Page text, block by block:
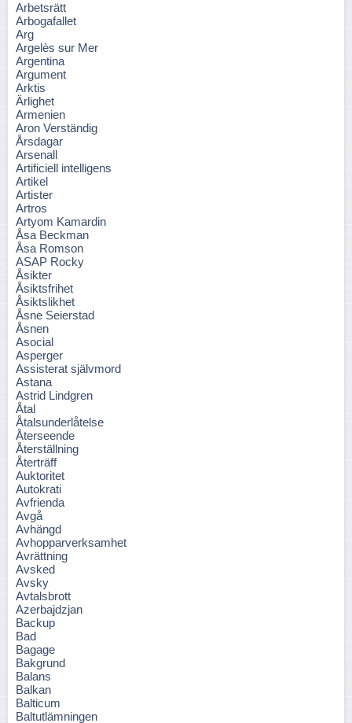
Arbetsrätt
Arbogafallet
Arg
Argelès sur Mer
Argentina
Argument
Arktis
Ärlighet
Armenien
Aron Verständig
Årsdagar
Arsenall
Artificiell intelligens
Artikel
Artister
Artros
Artyom Kamardin
Åsa Beckman
Åsa Romson
ASAP Rocky
Åsikter
Åsiktsfrihet
Åsiktslikhet
Åsne Seierstad
Åsnen
Asocial
Asperger
Assisterat självmord
Astana
Astrid Lindgren
Åtal
Åtalsunderlåtelse
Återseende
Återställning
Återträff
Auktoritet
Autokrati
Avfrienda
Avgå
Avhängd
Avhopparverksamhet
Avrättning
Avsked
Avsky
Avtalsbrott
Azerbajdzjan
Backup
Bad
Bagage
Bakgrund
Balans
Balkan
Balticum
Baltutlämningen